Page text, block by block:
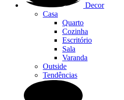
Decor
Casa
Quarto
Cozinha
Escritório
Sala
Varanda
Outside
Tendências